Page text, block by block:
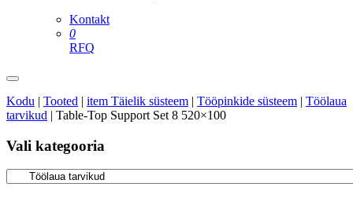
Kontakt
0
RFQ
Kodu | Tooted | item Täielik süsteem | Tööpinkide süsteem | Töölaua
tarvikud | Table-Top Support Set 8 520×100
Vali kategooria